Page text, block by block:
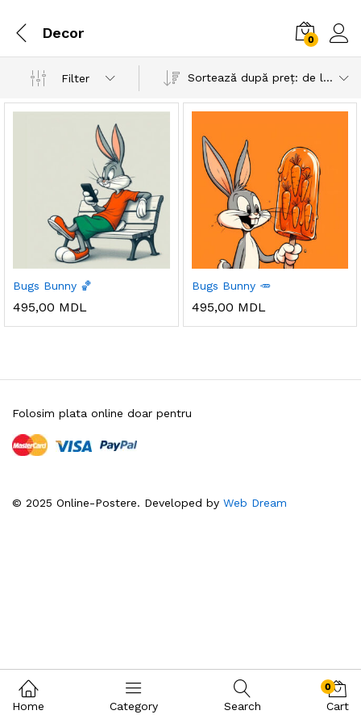
Decor 0
Filter Sortează după preț: de la mic la mare
Bugs Bunny 🏀
495,00 MDL
Bugs Bunny 🥕
495,00 MDL
© 2025 Online-Postere. Developed by Web Dream
Folosim plata online doar pentru
Home Category Search
0
Cart